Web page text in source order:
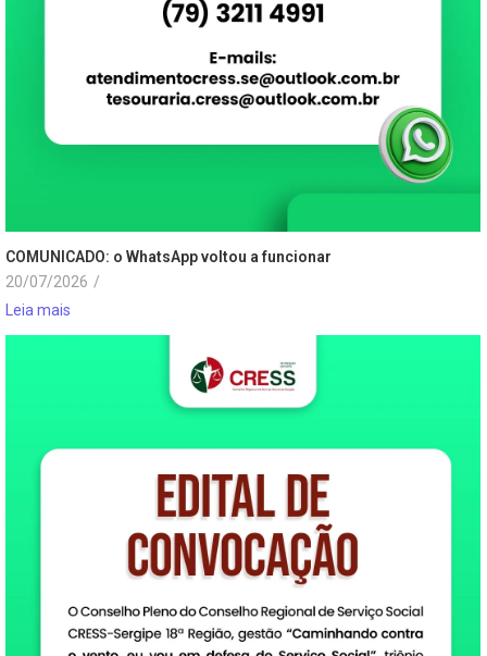
COMUNICADO: o WhatsApp voltou a funcionar
20/07/2026 /
Leia mais